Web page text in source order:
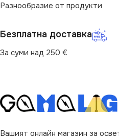
Разнообразие от продукти
Безплатна доставка
За суми над 250 €
Вашият онлайн магазин за